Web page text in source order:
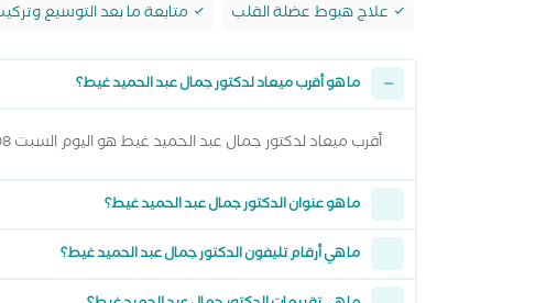
علاج هبوط عضلة القلب
متابعة ما بعد التوسيع
ما هو أقرب ميعاد لدكتور جمال عبد الحميد غيط؟
أقرب ميعاد لدكتور جمال عبد الحميد غيط هو اليوم السبت 08 اغسطس 2026 من 7:00 مساءً وتقدر تشوف كل المواعيد المتاحة من خلال عرض المواعيد أعلاه
ما هو عنوان الدكتور جمال عبد الحميد غيط؟
ما هي أرقام تليفون الدكتور جمال عبد الحميد غيط؟